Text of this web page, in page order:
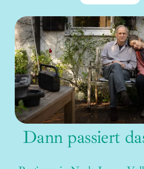
Dann passiert